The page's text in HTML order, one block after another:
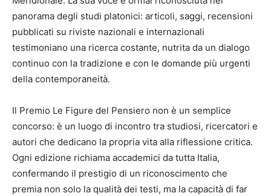
panorama degli studi platonici: articoli, saggi, recensioni
pubblicati su riviste nazionali e internazionali
testimoniano una ricerca costante, nutrita da un dialogo
continuo con la tradizione e con le domande più urgenti
della contemporaneità.
Il Premio Le Figure del Pensiero non è un semplice
concorso: è un luogo di incontro tra studiosi, ricercatori e
autori che dedicano la propria vita alla riflessione critica.
Ogni edizione richiama accademici da tutta Italia,
confermando il prestigio di un riconoscimento che
premia non solo la qualità dei testi, ma la capacità di far